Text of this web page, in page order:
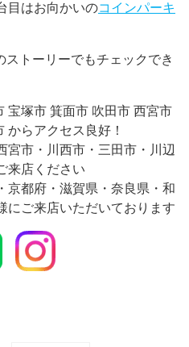
目はお向かいのコインパーキ
ストーリーでもチェックでき
宝塚市 箕面市 吹田市 西宮市
からアクセス良好！
宮市・川西市・三田市・川辺
来店ください
京都府・滋賀県・奈良県・和
にご来店いただいております